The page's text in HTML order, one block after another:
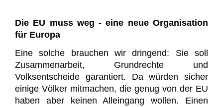
Die EU muss weg - eine neue Organisation
für Europa
Eine solche brauchen wirdringend: Sie soll
Zusammenarbeit, Grundrechte und
Volksentscheide garantiert. Da würden sicher
einige Völker mitmachen, die genug von der EU
haben aber keinen Alleingang wollen. Einen